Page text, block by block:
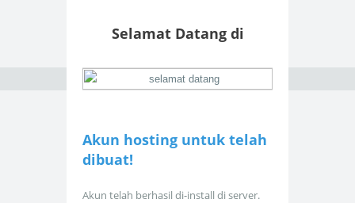
Selamat Datang di
Akun hosting untuk telah
dibuat!
Akun telah berhasil di-install di server.